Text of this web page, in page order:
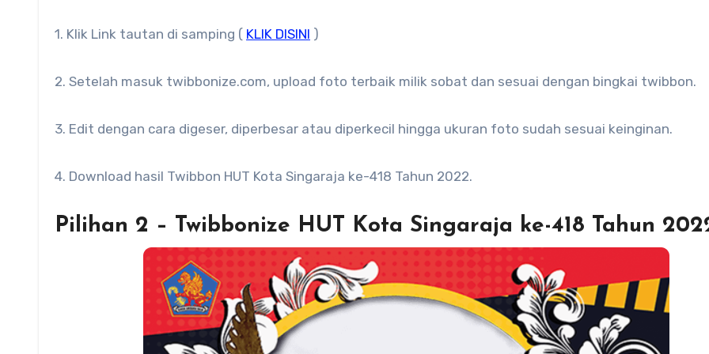
1. Klik Link tautan di samping ( KLIK DISINI )
2. Setelah masuk twibbonize.com, upload foto terbaik milik sobat dan sesuai dengan bingkai twibbon.
3. Edit dengan cara digeser, diperbesar atau diperkecil hingga ukuran foto sudah sesuai keinginan.
4. Download hasil Twibbon HUT Kota Singaraja ke-418 Tahun 2022.
Pilihan 2 – Twibbonize HUT Kota Singaraja ke-418 Tahun